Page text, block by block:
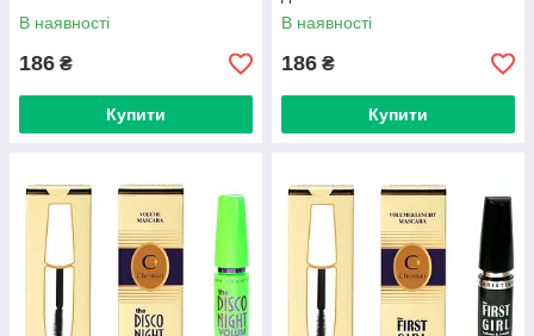
В наявності
186 ₴
Купити
В наявності
186 ₴
Купити